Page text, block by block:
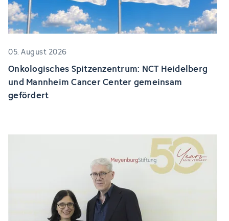
05. August 2026
Onkologisches Spitzenzentrum: NCT Heidelberg
und Mannheim Cancer Center gemeinsam
gefördert